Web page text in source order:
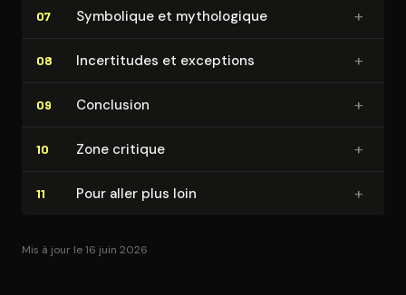
07 Symbolique et my­tho­lo­gique +
08 In­cer­ti­tudes et exceptions +
09 Conclusion +
10 Zone critique +
11 Pour aller plus loin +
Mis à jour le 16 juin 2026